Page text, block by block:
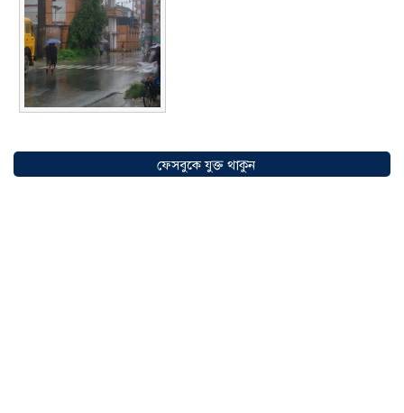
অগ্রযাত্রায় নতুন অধ্যায়, উদ্বোধন হলো ‘শিফা
মোহাম্মদিয়া ফিশারিজ’
০৫ আগস্ট ২০২৬
ফেসবুকে যুক্ত থাকুন